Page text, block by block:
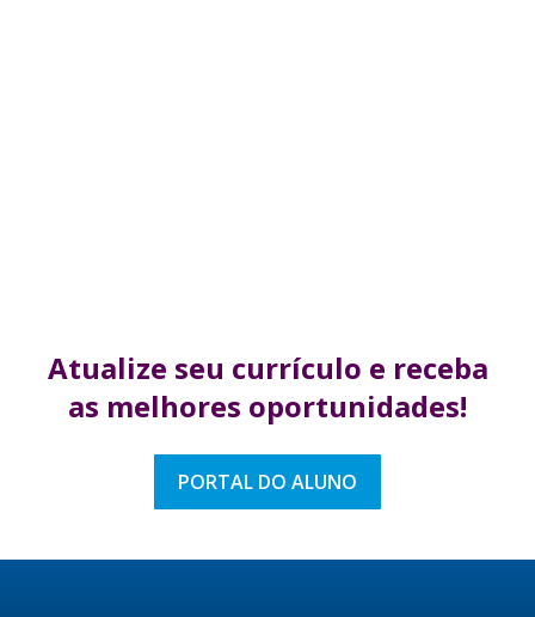
Atualize seu currículo e receba
as melhores oportunidades!
PORTAL DO ALUNO